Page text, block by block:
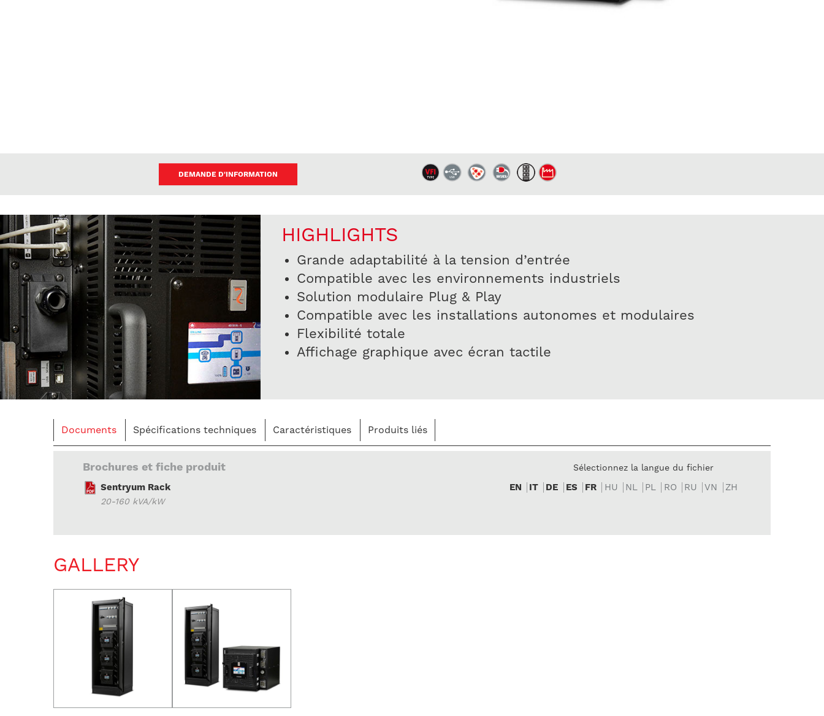
DEMANDE D'INFORMATION
HIGHLIGHTS
Grande adaptabilité à la tension d’entrée
Compatible avec les environnements industriels
Solution modulaire Plug & Play
Compatible avec les installations autonomes et modulaires
Flexibilité totale
Affichage graphique avec écran tactile
Documents Spécifications techniques Caractéristiques Produits liés
Brochures et fiche produit Sélectionnez la langue du fichier
Sentryum Rack
20-160 kVA/kW
EN IT DE ES FR HU NL PL RO RU VN ZH
GALLERY